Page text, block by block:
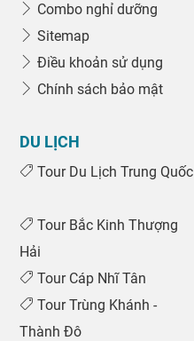
Combo nghỉ dưỡng
Sitemap
Điều khoản sử dụng
Chính sách bảo mật
DU LỊCH
Tour Du Lịch Trung Quốc
Tour Bắc Kinh Thượng
Hải
Tour Cáp Nhĩ Tân
Tour Trùng Khánh -
Thành Đô